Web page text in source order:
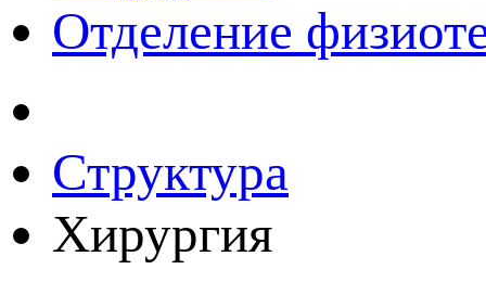
Отделение
Структура
Хирургия